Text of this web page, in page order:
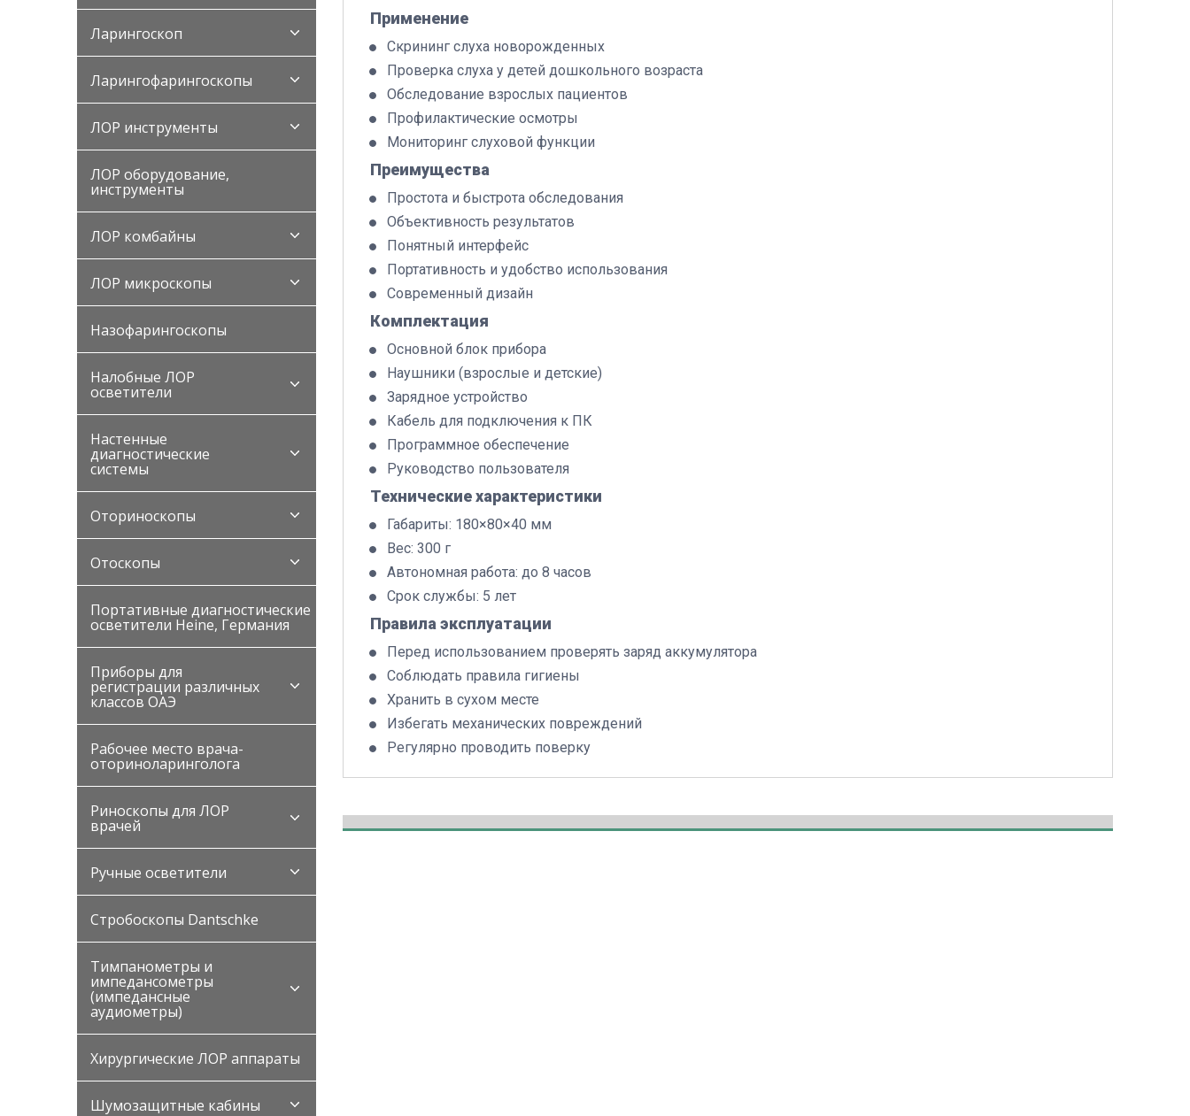
Ларингоскоп
Ларингофарингоскопы
ЛОР инструменты
ЛОР оборудование,
инструменты
ЛОР комбайны
ЛОР микроскопы
Назофарингоскопы
Налобные ЛОР
осветители
Настенные
диагностические
системы
Оториноскопы
Отоскопы
Портативные диагностические
осветители Heine, Германия
Приборы для
регистрации различных
классов ОАЭ
Рабочее место врача-
оториноларинголога
Риноскопы для ЛОР
врачей
Ручные осветители
Стробоскопы Dantschke
Тимпанометры и
импедансометры
(импедансные
аудиометры)
Хирургические ЛОР аппараты
Шумозащитные кабины
Применение
Скрининг слуха новорожденных
Проверка слуха у детей дошкольного возраста
Обследование взрослых пациентов
Профилактические осмотры
Мониторинг слуховой функции
Преимущества
Простота и быстрота обследования
Объективность результатов
Понятный интерфейс
Портативность и удобство использования
Современный дизайн
Комплектация
Основной блок прибора
Наушники (взрослые и детские)
Зарядное устройство
Кабель для подключения к ПК
Программное обеспечение
Руководство пользователя
Технические характеристики
Габариты: 180×80×40 мм
Вес: 300 г
Автономная работа: до 8 часов
Срок службы: 5 лет
Правила эксплуатации
Перед использованием проверять заряд аккумулятора
Соблюдать правила гигиены
Хранить в сухом месте
Избегать механических повреждений
Регулярно проводить поверку